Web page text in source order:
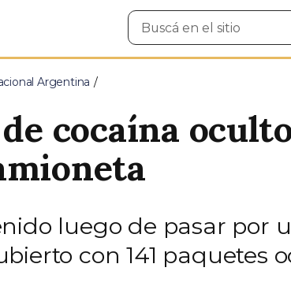
Buscar
en
Argentina
cocaína
luego de pasar por
con 141 paquetes